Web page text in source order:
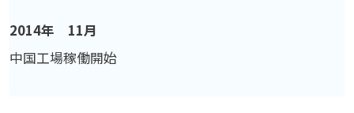
2014年 11月
中国工場稼働開始